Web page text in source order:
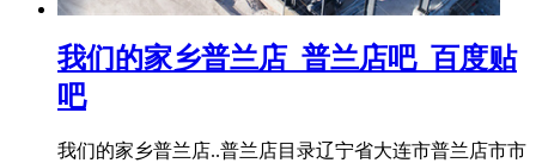
我们的家乡普兰店_普兰店吧_百度贴
吧
我们的家乡普兰店..普兰店目录辽宁省大连市普兰店市市